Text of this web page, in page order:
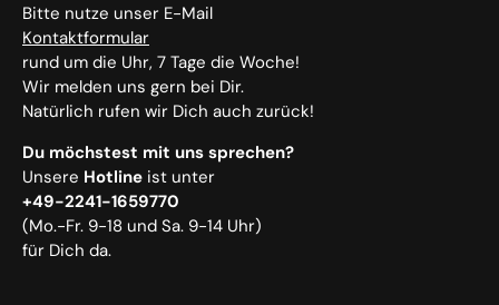
Bitte nutze unser E-Mail
Kontaktformular
rund um die Uhr, 7 Tage die Woche!
Wir melden uns gern bei Dir.
Natürlich rufen wir Dich auch zurück!
Du möchstest mit uns sprechen?
Unsere Hotline ist unter
+49-2241-1659770
(Mo.-Fr. 9-18 und Sa. 9-14 Uhr)
für Dich da.